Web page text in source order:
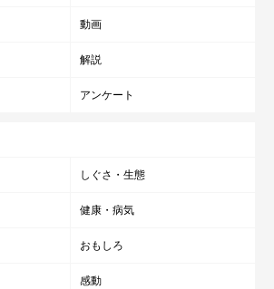
動画
解説
アンケート
しぐさ・生態
健康・病気
おもしろ
感動